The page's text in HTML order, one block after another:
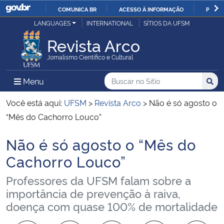
IR
O
COMUNICA BR ACESSO À INFORMAÇÃO
Ministério da Justiça e Segurança Pública
Ministério da Defesa
Ministério das Relações Exteriores
Ministério da Infraestrutura
Ministério da Agricultura, Pecuária e Abastecimento
Ministério da Educação
LANGUAGES INTERNATIONAL SÍTIOS DA UFSM
Revista Arco
Jornalismo Científico e Cultural
Menu Menu Principal do Sítio
Busca
Buscar no no Sítio
Busca:
Você está aqui: UFSM > Revista Arco > Não é só agosto o
“Mês do Cachorro Louco”
Início do conteúdo
Não é só agosto o “Mês do
Cachorro Louco”
Professores da UFSM falam sobre a
importância de prevenção à raiva,
doença com quase 100% de mortalidade